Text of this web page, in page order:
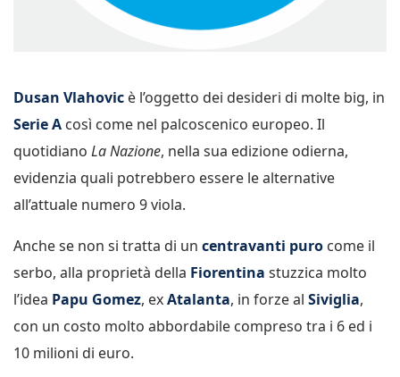
Dusan Vlahovic è l’oggetto dei desideri di molte big, in
Serie A così come nel palcoscenico europeo. Il
quotidiano La Nazione, nella sua edizione odierna,
evidenzia quali potrebbero essere le alternative
all’attuale numero 9 viola.
Anche se non si tratta di un centravanti puro come il
serbo, alla proprietà della Fiorentina stuzzica molto
l’idea Papu Gomez, exAtalanta, in forze al Siviglia,
con un costo molto abbordabile compreso tra i 6 ed i
10 milioni di euro.